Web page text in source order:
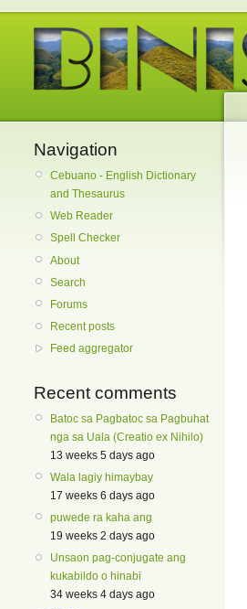
Navigation
Cebuano - English Dictionary
and Thesaurus
Web Reader
Spell Checker
About
Search
Forums
Recent posts
Feed aggregator
Recent comments
Batoc sa Pagbatoc sa Pagbuhat
nga sa Uala (Creatio ex Nihilo)
13 weeks 5 days ago
Wala lagiy himaybay
17 weeks 6 days ago
puwede ra kaha ang
19 weeks 2 days ago
Unsaon pag-conjugate ang
kukabildo o hinabi
34 weeks 4 days ago